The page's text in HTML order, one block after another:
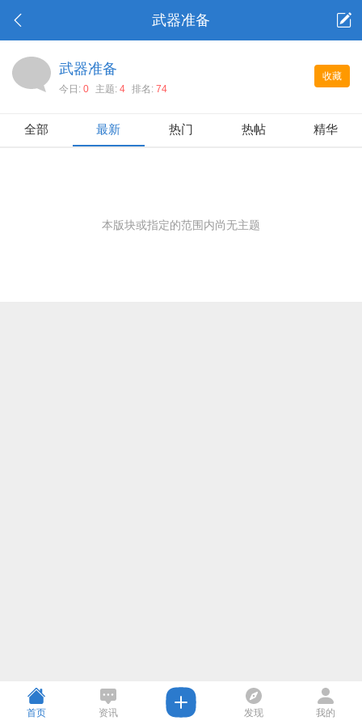
武器准备
收藏
武器准备
今日: 0 主题: 4 排名: 74
全部 最新 热门 热帖 精华
本版块或指定的范围内尚无主题
首页 资讯 发现 我的